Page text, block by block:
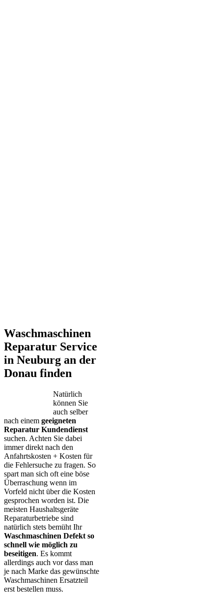
Waschmaschinen
Reparatur Service
in Neuburg an der
Donau finden
Natürlich
können Sie
auch selber
nach einem geeigneten
Reparatur Kundendienst
suchen. Achten Sie dabei
immer direkt nach den
Anfahrtskosten + Kosten für
die Fehlersuche zu fragen. So
spart man sich oft eine böse
Überraschung wenn im
Vorfeld nicht über die Kosten
gesprochen worden ist. Die
meisten Haushaltsgeräte
Reparaturbetriebe sind
natürlich stets bemüht Ihr
Waschmaschinen Defekt so
schnell wie möglich zu
beseitigen. Es kommt
allerdings auch vor dass man
je nach Marke das gewünschte
Waschmaschinen Ersatzteil
erst bestellen muss.